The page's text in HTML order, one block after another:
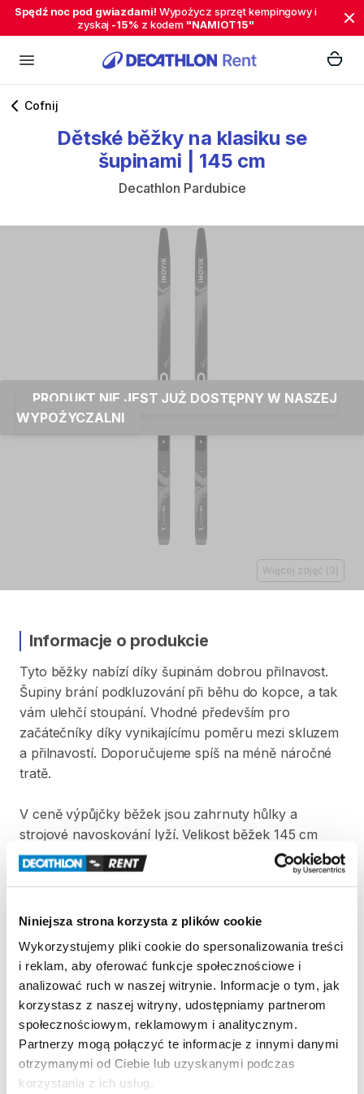
Niniejsza strona korzysta z plików cookie
Wykorzystujemy pliki cookie do spersonalizowania treści
i reklam, aby oferować funkcje społecznościowe i
analizować ruch w naszej witrynie. Informacje o tym, jak
korzystasz z naszej witryny, udostępniamy partnerom
społecznościowym, reklamowym i analitycznym.
Partnerzy mogą połączyć te informacje z innymi danymi
otrzymanymi od Ciebie lub uzyskanymi podczas
korzystania z ich usług.
Spędź noc pod gwiazdami! Wypożycz sprzęt kempingowy i
zyskaj -15% z kodem "NAMIOT15"
Cofnij
Dětské běžky na klasiku se
šupinami
145 cm
Decathlon Pardubice
PRODUKT NIE JEST JUŻ DOSTĘPNY W NASZEJ
WYPOŻYCZALNI
Więcej zdjęć ( 3 )
Informacje o produkcie
Tyto běžky nabízí díky šupinám dobrou přilnavost.
Šupiny brání podkluzování při běhu do kopce​​​​​​​​​​​​​,​ a tak
vám ulehčí stoupání. Vhodné především pro
začátečníky díky vynikajícímu poměru mezi skluzem
a přilnavostí. Doporučujeme spíš na méně náročné
tratě.
V ceně výpůjčky běžek jsou zahrnuty hůlky a
strojové navoskování lyží. Velikost běžek 145 cm
doporučujeme pro děti až 45 kg.
Zasady wypożyczenia
Regulamin wypożyczalni